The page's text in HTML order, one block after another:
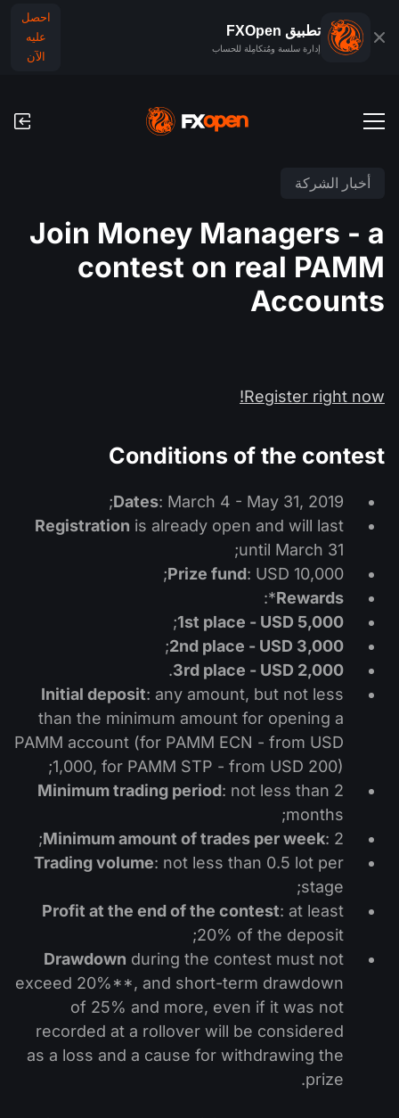
تطبيق FXOpen
إدارة سلسة ومُتكامِلة للحساب
احصل
عليه
الآن
الحساب التجريبي للفوركس
العمولات ورسوم التبييت (السواب)
عمليات الدفع
عمليات الإيداع والسحب
الفوركس
التداول في صناديق الإستثمار المتداولة (ETF)
العملات الرقمية
منصَّات التداوُل
TickTrader
تطبيق FXOpen
تقويم توزيعات الأرباح
منتدى الفوركس
ما هو تداوُل عقود الفروقات (CFD)؟
ما هو التداوُل عبر شبكة الاتصالات الإلكترونية (ECN)؟
ما هو وسيط الفوركس؟
تاريخنا
اتصل بنا
أخبار الشركة
Join Money Managers - a
contest on real PAMM
Accounts
Register right now!
Conditions of the contest
Dates: March 4 - May 31, 2019;
Registration is already open and will last
until March 31;
Prize fund: USD 10,000;
Rewards
*:
1st place - USD 5,000
;
2nd place - USD 3,000
;
3rd place - USD 2,000
.
Initial deposit: any amount, but not less
than the minimum amount for opening a
PAMM account (for PAMM ECN - from USD
1,000, for PAMM STP - from USD 200);
Minimum trading period: not less than 2
months;
Minimum amount of trades per week: 2;
Trading volume: not less than 0.5 lot per
stage;
Profit at the end of the contest: at least
20% of the deposit;
Drawdown during the contest must not
exceed 20%**, and short-term drawdown
of 25% and more, even if it was not
recorded at a rollover will be considered
as a loss and a cause for withdrawing the
prize.